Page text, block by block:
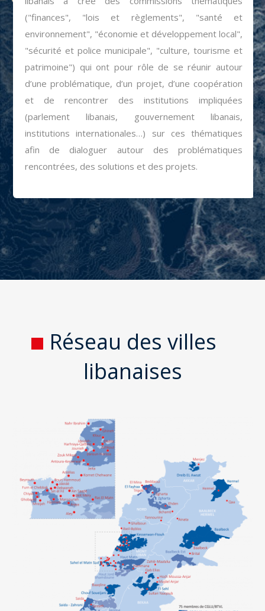
("finances", "lois et règlements", "santé et
environnement", "économie et développement local",
"sécurité et police municipale", "culture, tourisme et
patrimoine") qui ont pour rôle de se réunir autour
d’une problématique, d’un projet, d’une coopération
et de rencontrer des institutions impliquées
(parlement libanais, gouvernement libanais,
institutions internationales…) sur ces thématiques
afin de dialoguer autour des problématiques
rencontrées, des solutions et des projets.
Réseau des villes
libanaises